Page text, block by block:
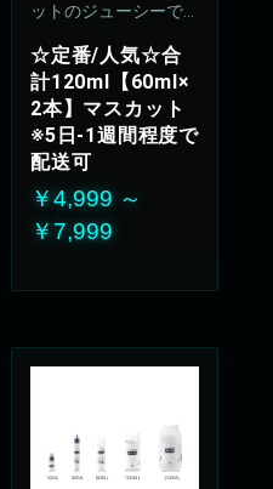
ットのジューシーで
広がります
50%VG：50%PG
☆定番/人気☆合
計120ml【60ml×
2本】マスカット
※5日-1週間程度で
配送可
￥4,999 ～
￥7,999